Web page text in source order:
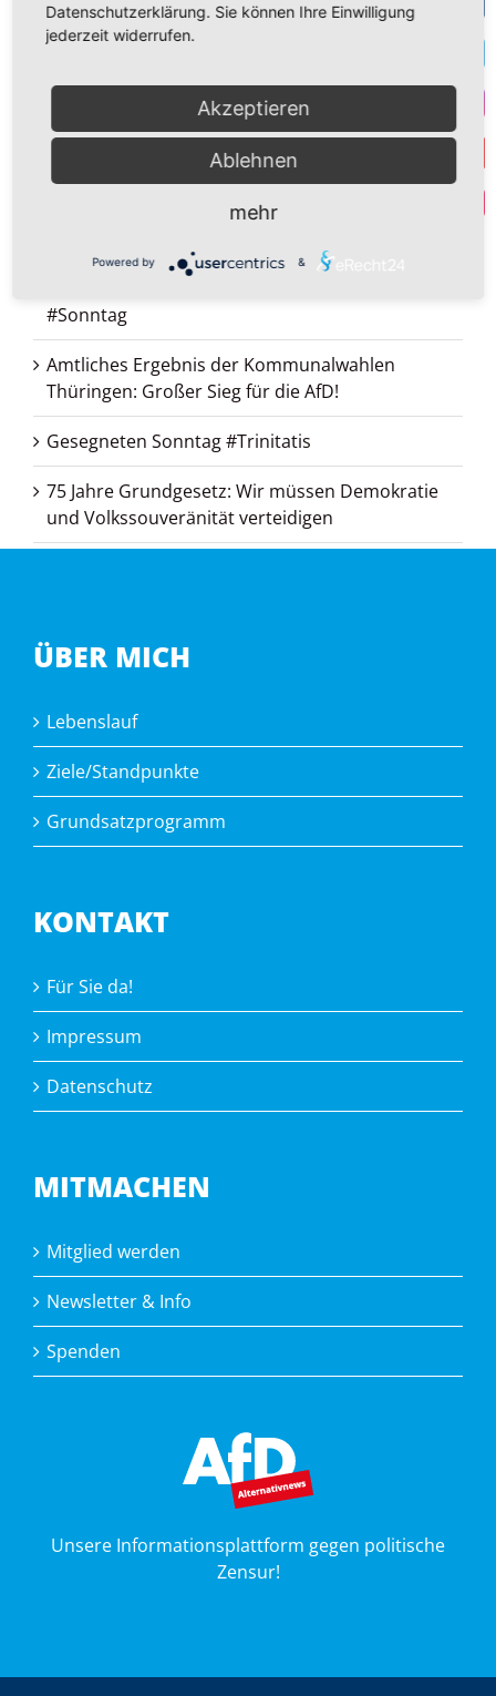
Großer Erfolg für die AfD bei EU- und
Der #Sonntag: Vorgeschmack auf das
himmlische Hochzeitsmahl
Zunehmende Politisierung – zunehmender
Bedeutungsverlust: Zum #Katholikentag in
#Sonntag
Amtliches Ergebnis der Kommunalwahlen
Thüringen: Großer Sieg für die AfD!
Gesegneten Sonntag #Trinitatis
75 Jahre Grundgesetz: Wir müssen Demokratie
und Volkssouveränität verteidigen
ÜBER MICH
Lebenslauf
Ziele/Standpunkte
Grundsatzprogramm
KONTAKT
Für Sie da!
Impressum
Datenschutz
MITMACHEN
Mitglied werden
Newsletter & Info
Spenden
Unsere Informationsplattform gegen politische
Zensur!
Datenschutzerklärung. Sie können Ihre Einwilligung
jederzeit widerrufen.
Akzeptieren
Ablehnen
mehr
Powered by &